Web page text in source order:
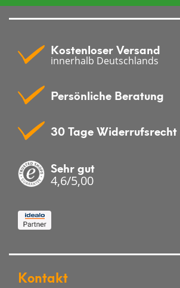
Kostenloser Versand
innerhalb Deutschlands
Persönliche Beratung
30 Tage Widerrufsrecht
Sehr gut
4,6/5,00
Kontakt